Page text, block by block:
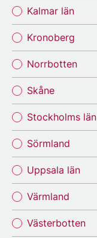
Kalmar län
Kronoberg
Norrbotten
Skåne
Stockholms län
Sörmland
Uppsala län
Värmland
Västerbotten